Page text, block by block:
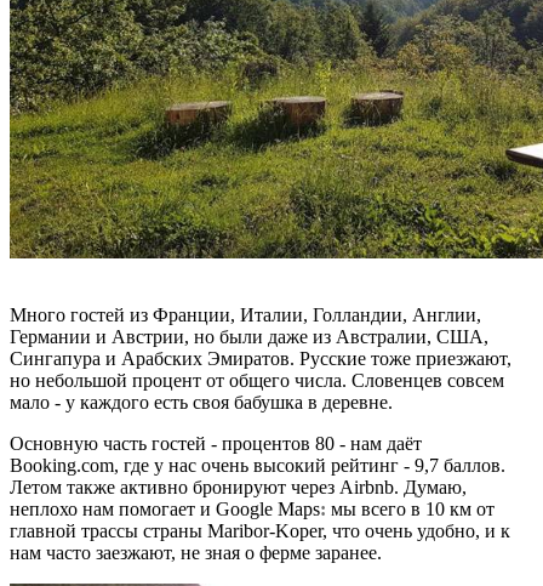
Много гостей из Франции, Италии, Голландии, Англии,
Германии и Австрии, но были даже из Австралии, США,
Сингапура и Арабских Эмиратов. Русские тоже приезжают,
но небольшой процент от общего числа. Словенцев совсем
мало - у каждого есть своя бабушка в деревне.
Основную часть гостей - процентов 80 - нам даёт
Booking.com, где у нас очень высокий рейтинг - 9,7 баллов.
Летом также активно бронируют через Airbnb. Думаю,
неплохо нам помогает и Google Maps: мы всего в 10 км от
главной трассы страны Maribor-Koper, что очень удобно, и к
нам часто заезжают, не зная о ферме заранее.